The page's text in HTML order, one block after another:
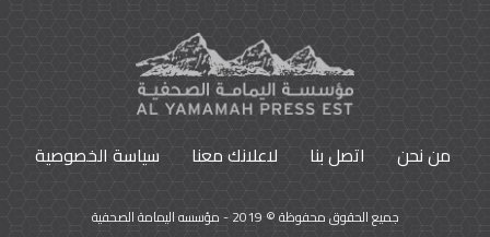
من نحن اتصل بنا لاعلانك معنا سياسة الخصوصية
جميع الحقوق محفوظة © 2019 - مؤسسه اليمامة الصحفية